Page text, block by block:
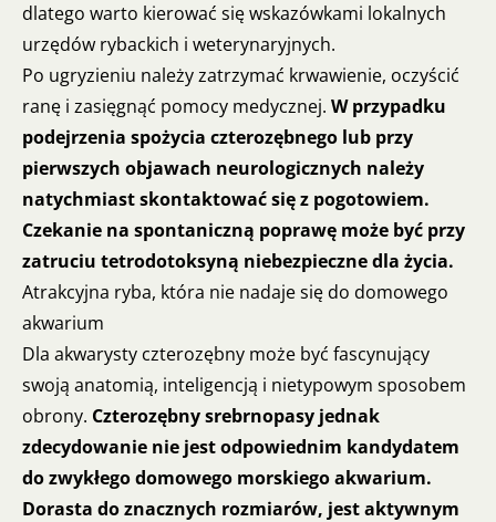
dlatego warto kierować się wskazówkami lokalnych
urzędów rybackich i weterynaryjnych.
Po ugryzieniu należy zatrzymać krwawienie, oczyścić
ranę i zasięgnąć pomocy medycznej. W przypadku
podejrzenia spożycia czterozębnego lub przy
pierwszych objawach neurologicznych należy
natychmiast skontaktować się z pogotowiem.
Czekanie na spontaniczną poprawę może być przy
zatruciu tetrodotoksyną niebezpieczne dla życia.
Atrakcyjna ryba, która nie nadaje się do domowego
akwarium
Dla akwarysty czterozębny może być fascynujący
swoją anatomią, inteligencją i nietypowym sposobem
obrony. Czterozębny srebrnopasy jednak
zdecydowanie nie jest odpowiednim kandydatem
do zwykłego domowego morskiego akwarium.
Dorasta do znacznych rozmiarów, jest aktywnym